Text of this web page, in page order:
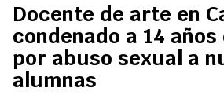
Docente de arte en
condenado a 14
por abuso sexual a
alumnas